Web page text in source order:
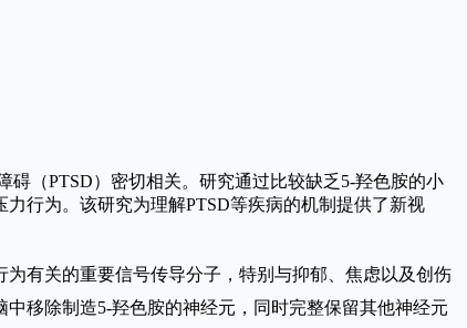
（PTSD）密切相关。研究通过比较缺乏5-羟色胺的小
行为。该研究为理解PTSD等疾病的机制提供了新视
有关的重要信号传导分子，特别与抑郁、焦虑以及创伤
移除制造5-羟色胺的神经元，同时完整保留其他神经元